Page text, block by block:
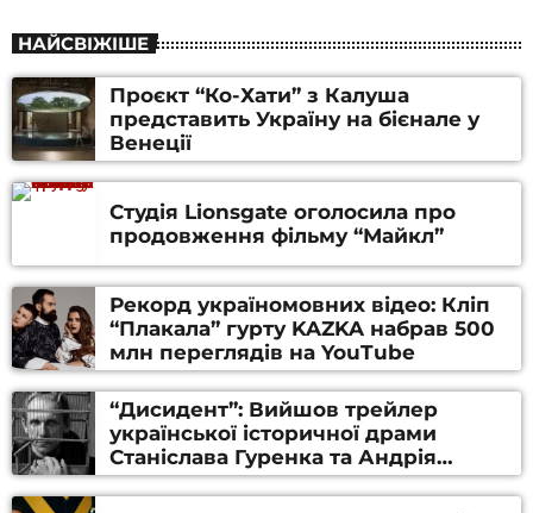
НАЙСВІЖІШЕ
Проєкт “Ко-Хати” з Калуша
представить Україну на бієнале у
Венеції
Студія Lionsgate оголосила про
продовження фільму “Майкл”
Рекорд україномовних відео: Кліп
“Плакала” гурту KAZKA набрав 500
млн переглядів на YouTube
“Дисидент”: Вийшов трейлер
української історичної драми
Станіслава Гуренка та Андрія
Алфьорова (ВІДЕО)